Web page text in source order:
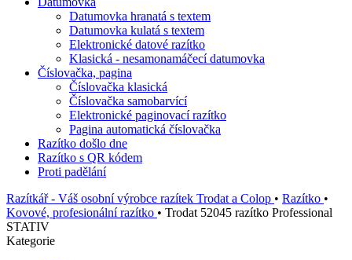
Datumovka hranatá s textem
Datumovka kulatá s textem
Elektronické datové razítko
Klasická - nesamonamáčecí datumovka
Číslovačka, pagina
Číslovačka klasická
Číslovačka samobarvící
Elektronické paginovací razítko
Pagina automatická číslovačka
Razítko došlo dne
Razítko s QR kódem
Proti padělání
Razítkář - Váš osobní výrobce razítek Trodat a Colop • Razítko •
Kovové, profesionální razítko • Trodat 52045 razítko Professional
STATIV
Kategorie